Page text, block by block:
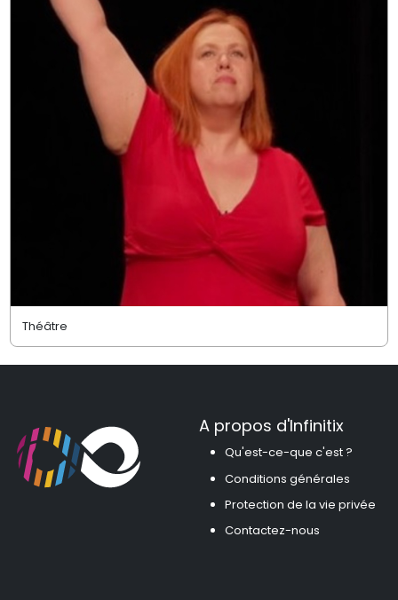
Théâtre
A propos d'Infinitix
Qu'est-ce-que c'est ?
Conditions générales
Protection de la vie privée
Contactez-nous